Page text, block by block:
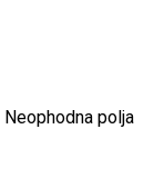
Neophodna polja